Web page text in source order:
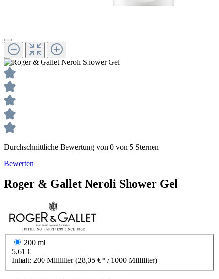
Durchschnittliche Bewertung von 0 von 5 Sternen
Bewerten
Roger & Gallet Neroli Shower Gel
200 ml
5,61 €
Inhalt: 200 Milliliter(28,05 €* / 1000 Milliliter)